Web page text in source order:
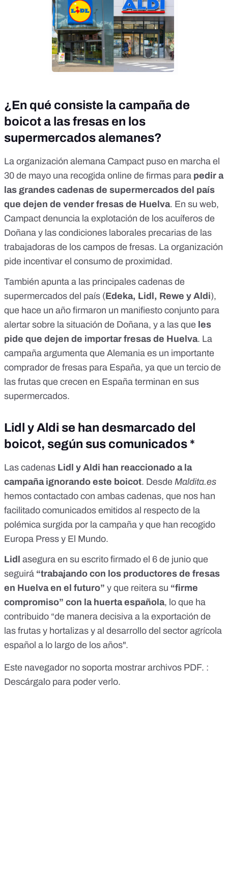
¿En qué consiste la campaña de
boicot a las fresas en los
supermercados alemanes?
La organización alemana Campact puso en marcha el
30 de mayo una recogida online de firmas para pedir a
las grandes cadenas de supermercados del país
que dejen de vender fresas de Huelva. En su web,
Campact denuncia la explotación de los acuíferos de
Doñana y las condiciones laborales precarias de las
trabajadoras de los campos de fresas. La organización
pide incentivar el consumo de proximidad.
También apunta a las principales cadenas de
supermercados del país (Edeka, Lidl, Rewe y Aldi),
que hace un año firmaron un manifiesto conjunto para
alertar sobre la situación de Doñana, y a las que les
pide que dejen de importar fresas de Huelva. La
campaña argumenta que Alemania es un importante
comprador de fresas para España, ya que un tercio de
las frutas que crecen en España terminan en sus
supermercados.
Lidl y Aldi se han desmarcado del
boicot, según sus comunicados *
Las cadenas Lidl y Aldi han reaccionado a la
campaña ignorando este boicot. Desde Maldita.es
hemos contactado con ambas cadenas, que nos han
facilitado comunicados emitidos al respecto de la
polémica surgida por la campaña y que han recogido
Europa Press y El Mundo.
Lidl asegura en su escrito firmado el 6 de junio que
seguirá “trabajando con los productores de fresas
en Huelva en el futuro” y que reitera su “firme
compromiso” con la huerta española, lo que ha
contribuido “de manera decisiva a la exportación de
las frutas y hortalizas y al desarrollo del sector agrícola
español a lo largo de los años".
Este navegador no soporta mostrar archivos PDF. :
Descárgalo para poder verlo.